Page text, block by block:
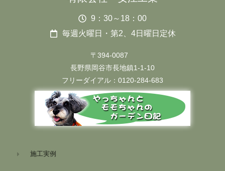
9：30～18：00
毎週火曜日・第2、4日曜日定休
〒394-0087
長野県岡谷市長地鎮1-1-10
フリーダイアル：0120-284-683
施工実例